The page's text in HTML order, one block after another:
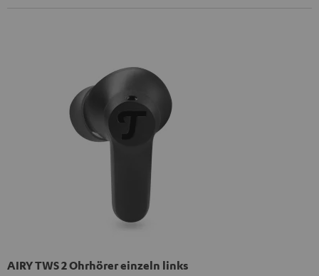
AIRY TWS 2 Ohrhörer einzeln links